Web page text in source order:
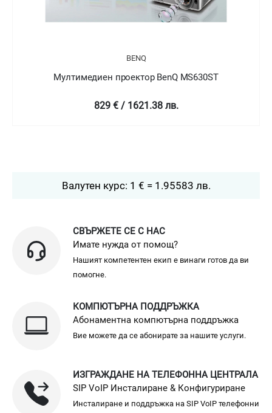
BENQ
Мултимедиен проектор BenQ MS630ST
829 € / 1621.38 лв.
Валутен курс: 1 € = 1.95583 лв.
СВЪРЖЕТЕ СЕ С НАС
Имате нужда от помощ?
Нашият компетентен екип е винаги готов да ви
помогне.
КОМПЮТЪРНА ПОДДРЪЖКА
Абонаментна компютърна поддръжка
Вие можете да се абонирате за нашите услуги.
ИЗГРАЖДАНЕ НА ТЕЛЕФОННА ЦЕНТРАЛА
SIP VoIP Инсталиране & Конфигуриране
Инсталиране и поддръжка на SIP VoIP телефонни